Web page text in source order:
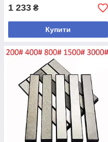
1 233 ₴
Купити